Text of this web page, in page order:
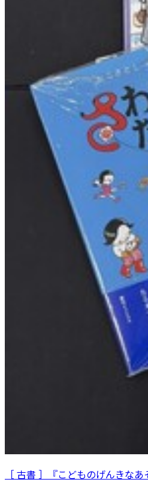
［ 古書 ］『こどものげんきな